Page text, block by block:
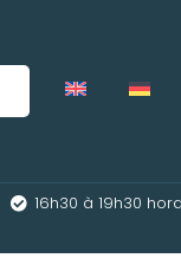
16h30 à 19h30